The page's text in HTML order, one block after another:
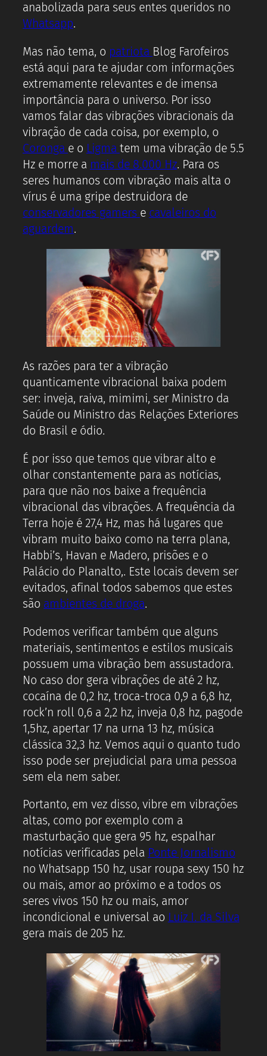
anabolizada para seus entes queridos no
Whatsapp.
Mas não tema, o patriota Blog Farofeiros
está aqui para te ajudar com informações
extremamente relevantes e de imensa
importância para o universo. Por isso
vamos falar das vibrações vibracionais da
vibração de cada coisa, por exemplo, o
Coronga e o Ligma tem uma vibração de 5.5
Hz e morre a mais de 8.000 Hz. Para os
seres humanos com vibração mais alta o
vírus é uma gripe destruidora de
conservadores gamers e cavaleiros do
aguardem.
As razões para ter a vibração
quanticamente vibracional baixa podem
ser: inveja, raiva, mimimi, ser Ministro da
Saúde ou Ministro das Relações Exteriores
do Brasil e ódio.
É por isso que temos que vibrar alto e
olhar constantemente para as notícias,
para que não nos baixe a frequência
vibracional das vibrações. A frequência da
Terra hoje é 27,4 Hz, mas há lugares que
vibram muito baixo como na terra plana,
Habbi’s, Havan e Madero, prisões e o
Palácio do Planalto,. Este locais devem ser
evitados, afinal todos sabemos que estes
são ambientes de droga.
Podemos verificar também que alguns
materiais, sentimentos e estilos musicais
possuem uma vibração bem assustadora.
No caso dor gera vibrações de até 2 hz,
cocaína de 0,2 hz, troca-troca 0,9 a 6,8 hz,
rock’n roll 0,6 a 2,2 hz, inveja 0,8 hz, pagode
1,5hz, apertar 17 na urna 13 hz, música
clássica 32,3 hz. Vemos aqui o quanto tudo
isso pode ser prejudicial para uma pessoa
sem ela nem saber.
Portanto, em vez disso, vibre em vibrações
altas, como por exemplo com a
masturbação que gera 95 hz, espalhar
notícias verificadas pela Ponte Jornalismo
no Whatsapp 150 hz, usar roupa sexy 150 hz
ou mais, amor ao próximo e a todos os
seres vivos 150 hz ou mais, amor
incondicional e universal ao Luiz I. da Silva
gera mais de 205 hz.